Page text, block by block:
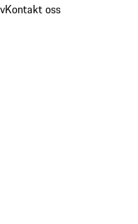
Kontakt oss